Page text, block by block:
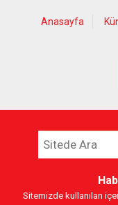
Anasayfa
Sitemizde kullanılan